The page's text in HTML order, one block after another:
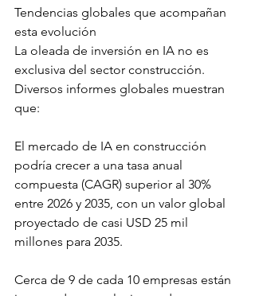
Tendencias globales que acompañan
esta evolución
La oleada de inversión en IA no es
exclusiva del sector construcción.
Diversos informes globales muestran
que:
El mercado de IA en construcción
podría crecer a una tasa anual
compuesta (CAGR) superior al 30%
entre 2026 y 2035, con un valor global
proyectado de casi USD 25 mil
millones para 2035.
Cerca de 9 de cada 10 empresas están